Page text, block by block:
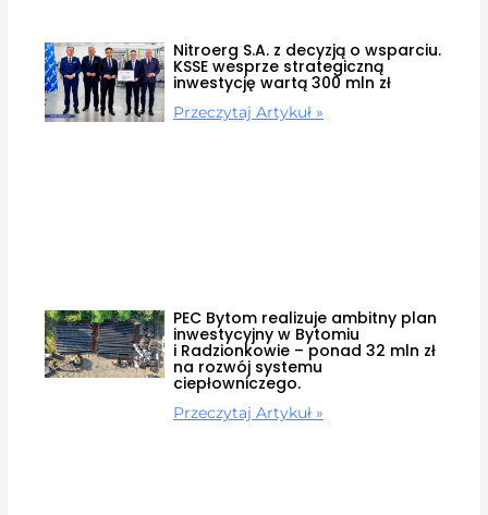
Nitroerg S.A. z decyzją o wsparciu.
KSSE wesprze strategiczną
inwestycję wartą 300 mln zł
Przeczytaj Artykuł »
PEC Bytom realizuje ambitny plan
inwestycyjny w Bytomiu
i Radzionkowie – ponad 32 mln zł
na rozwój systemu
ciepłowniczego.
Przeczytaj Artykuł »